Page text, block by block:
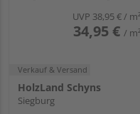
UVP 38,95 €/ m²
34,95 € / m²
Verkauf & Versand
HolzLand Schyns
Siegburg